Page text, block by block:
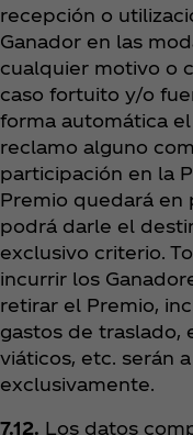
recepción o
Ganador en las
cualquier motivo o
caso fortuito y/o
forma automática
reclamo alguno
participación en la
Premio quedará en
podrá darle el
exclusivo criterio.
incurrir los
retirar el Premio,
gastos de traslado,
viáticos, etc. serán
exclusivamente.
7.12. Los datos